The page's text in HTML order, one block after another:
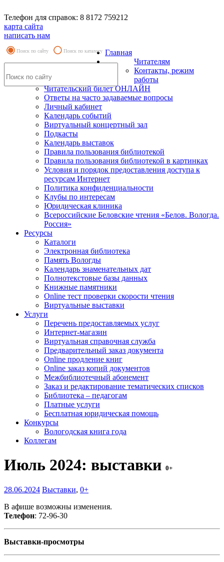
Телефон для справок: 8 8172 759212
карта сайта
написать нам
Поиск по сайту Поиск по каталогу Главная
Читателям
Контакты, режим
работы
Читательский билет ОНЛАЙН
Ответы на часто задаваемые вопросы
Личный кабинет
Календарь событий
Виртуальный концертный зал
Подкасты
Календарь выставок
Правила пользования библиотекой
Правила пользования библиотекой в картинках
Условия и порядок предоставления доступа к
ресурсам Интернет
Политика конфиденциальности
Клубы по интересам
Юридическая клиника
Всероссийские Беловские чтения «Белов. Вологда.
Россия»
Ресурсы
Каталоги
Электронная библиотека
Память Вологды
Календарь знаменательных дат
Полнотекстовые базы данных
Книжные памятники
Online тест проверки скорости чтения
Виртуальные выставки
Услуги
Перечень предоставляемых услуг
Интернет-магазин
Виртуальная справочная служба
Предварительный заказ документа
Online продление книг
Online заказ копий документов
Межбиблиотечный абонемент
Заказ и редактирование тематических списков
Библиотека – педагогам
Платные услуги
Бесплатная юридическая помощь
Конкурсы
Вологодская книга года
Коллегам
Июль 2024: выставки 0+
28.06.2024 Выставки, 0+
В афише возможны изменения.
Телефон: 72-96-30
Выставки-просмотры